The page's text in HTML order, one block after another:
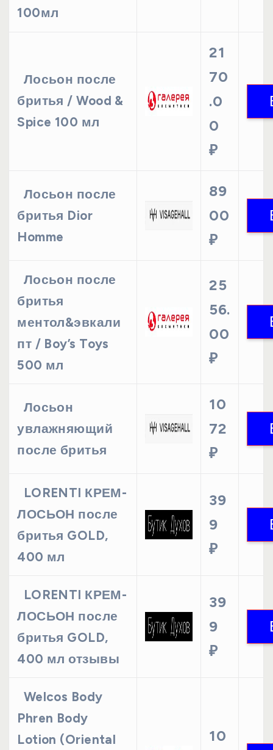
100мл
Лосьон после
бритья / Wood &
Spice 100 мл
21
70
.0
0
₽
Лосьон после
бритья Dior
Homme
89
00
₽
Лосьон после
бритья
ментол&эвкали
пт / Boy’s Toys
500 мл
25
56.
00
₽
Лосьон
увлажняющий
после бритья
10
72
₽
LORENTI КРЕМ-
ЛОСЬОН после
бритья GOLD,
400 мл
39
9
₽
LORENTI КРЕМ-
ЛОСЬОН после
бритья GOLD,
400 мл отзывы
39
9
₽
Welcos Body
Phren Body
Lotion (Oriental
10